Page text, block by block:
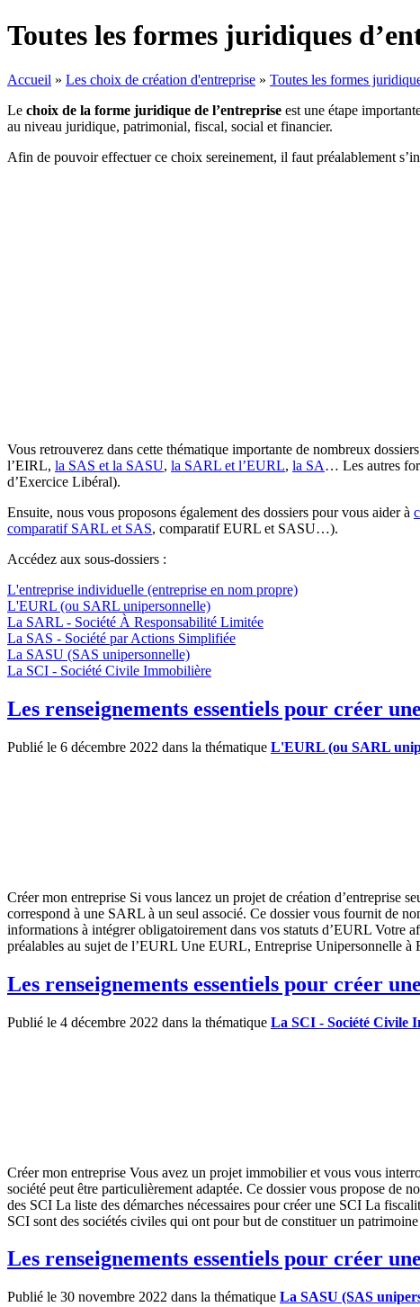
Toutes les formes juridiques
Accueil » Les choix de création d'entreprise » Toutes les formes
Le choix de la forme juridique de l’entreprise est une étape
au niveau juridique, patrimonial, fiscal, social et financier.
Afin de pouvoir effectuer ce choix sereinement, il faut préalablement
Vous retrouverez dans cette thématique importante de nombreux
l’EIRL, la SAS et la SASU, la SARL et l’EURL, la SA… Les autres
d’Exercice Libéral).
Ensuite, nous vous proposons également des dossiers pour vous aider à
comparatif SARL et SAS, comparatif EURL et SASU…).
Accédez aux sous-dossiers :
L'entreprise individuelle (entreprise en nom propre)
L'EURL (ou SARL unipersonnelle)
La SARL - Société À Responsabilité Limitée
La SAS - Société par Actions Simplifiée
La SASU (SAS unipersonnelle)
La SCI - Société Civile Immobilière
Les renseignements essentiels pour créer
Publié le 6 décembre 2022 dans la thématique L'EURL (ou SARL
Créer mon entreprise Si vous lancez un projet de création d’entreprise
correspond à une SARL à un seul associé. Ce dossier vous fournit de
informations à intégrer obligatoirement dans vos statuts d’EURL Votre
préalables au sujet de l’EURL Une EURL, Entreprise Unipersonnelle
Les renseignements essentiels pour créer
Publié le 4 décembre 2022 dans la thématique La SCI - Société Civile
Créer mon entreprise Vous avez un projet immobilier et vous vous
société peut être particulièrement adaptée. Ce dossier vous propose de
des SCI La liste des démarches nécessaires pour créer une SCI La
SCI sont des sociétés civiles qui ont pour but de constituer un
Les renseignements essentiels pour créer
Publié le 30 novembre 2022 dans la thématique La SASU (SAS